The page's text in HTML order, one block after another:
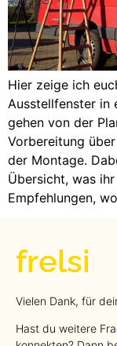
Hier zeige ich
Ausstellfenster in
gehen von der
Vorbereitung
der Montage.
Übersicht, was
Empfehlungen,
frelsi
Vielen Dank, für
Hast du weitere